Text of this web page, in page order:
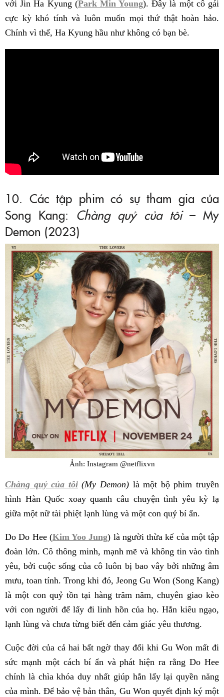
với Jin Ha Kyung (Park Min Young). Đây là một cô gái
cực kỳ khó tính và luôn muốn mọi thứ thật hoàn hảo.
Chính vì thế, Ha Kyung hầu như không có bạn bè.
10. Các tập phim có sự tham gia của
Song Kang: Chàng quỷ của tôi– My
Demon (2023)
Ảnh: Instagram @netflixvn
Chàng quỷ của tôi(My Demon) là một bộ phim truyền
hình Hàn Quốc xoay quanh câu chuyện tình yêu kỳ lạ
giữa một nữ tài phiệt lạnh lùng và một con quỷ bí ẩn.
Do Do Hee (Kim Yoo Jung) là người thừa kế của một tập
đoàn lớn. Cô thông minh, mạnh mẽ và không tin vào tình
yêu, bởi cuộc sống của cô luôn bị bao vây bởi những âm
mưu, toan tính. Trong khi đó, Jeong Gu Won (Song Kang)
là một con quỷ tồn tại hàng trăm năm, chuyên giao kèo
với con người để lấy đi linh hồn của họ. Hắn kiêu ngạo,
lạnh lùng và chưa từng biết đến cảm giác yêu thương.
Cuộc đời của cả hai bất ngờ thay đổi khi Gu Won mất đi
sức mạnh một cách bí ẩn và phát hiện ra rằng Do Hee
chính là chìa khóa duy nhất giúp hắn lấy lại quyền năng
của mình. Để bảo vệ bản thân, Gu Won quyết định ký một